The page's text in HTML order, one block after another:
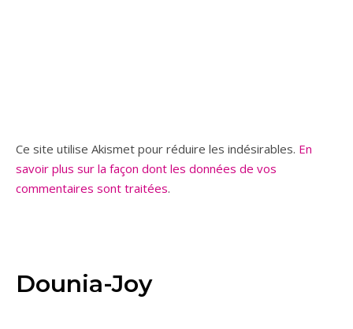
Ce site utilise Akismet pour réduire les indésirables. En
savoir plus sur la façon dont les données de vos
commentaires sont traitées.
Dounia-Joy